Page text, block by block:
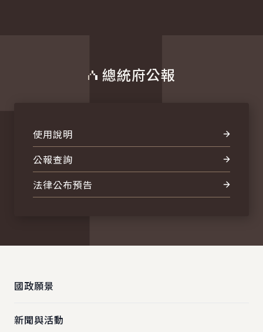
總統府公報
使用說明
公報查詢
法律公布預告
國政願景
新聞與活動